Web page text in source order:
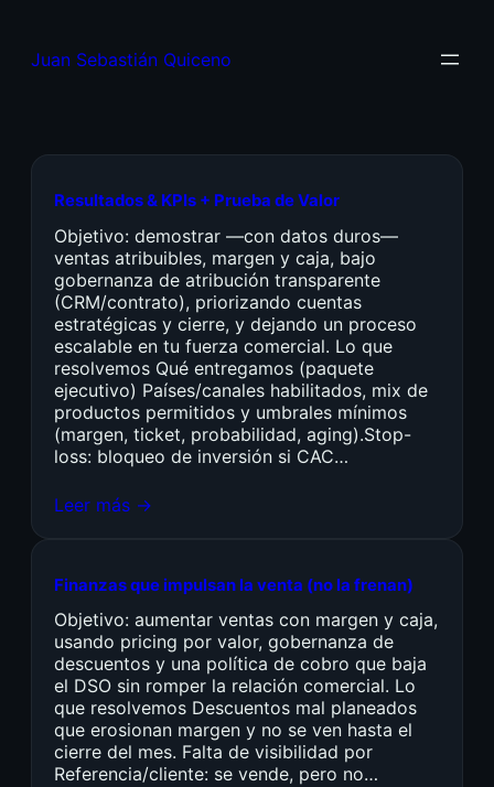
Juan Sebastián Quiceno
Resultados & KPIs + Prueba de Valor
Objetivo: demostrar —con datos duros—
ventas atribuibles, margen y caja, bajo
gobernanza de atribución transparente
(CRM/contrato), priorizando cuentas
estratégicas y cierre, y dejando un proceso
escalable en tu fuerza comercial. Lo que
resolvemos Qué entregamos (paquete
ejecutivo) Países/canales habilitados, mix de
productos permitidos y umbrales mínimos
(margen, ticket, probabilidad, aging).Stop-
loss: bloqueo de inversión si CAC…
Leer más →
Finanzas que impulsan la venta (no la frenan)
Objetivo: aumentar ventas con margen y caja,
usando pricing por valor, gobernanza de
descuentos y una política de cobro que baja
el DSO sin romper la relación comercial. Lo
que resolvemos Descuentos mal planeados
que erosionan margen y no se ven hasta el
cierre del mes. Falta de visibilidad por
Referencia/cliente: se vende, pero no…